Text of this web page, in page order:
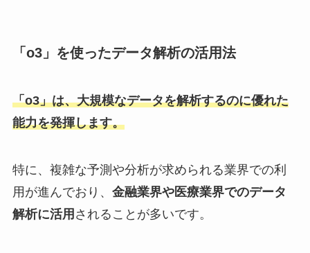
「o3」を使ったデータ解析の活用法
「o3」は、大規模なデータを解析するのに優れた
能力を発揮します。
特に、複雑な予測や分析が求められる業界での利
用が進んでおり、 金融業界や医療業界でのデータ
解析に活用 されることが多いです。